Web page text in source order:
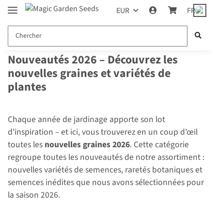
EUR FR
Nouveautés 2026 – Découvrez les
nouvelles graines et variétés de
plantes
Chaque année de jardinage apporte son lot
d'inspiration – et ici, vous trouverez en un coup d’œil
toutes les nouvelles graines 2026. Cette catégorie
regroupe toutes les nouveautés de notre assortiment :
nouvelles variétés de semences, raretés botaniques et
semences inédites que nous avons sélectionnées pour
la saison 2026.